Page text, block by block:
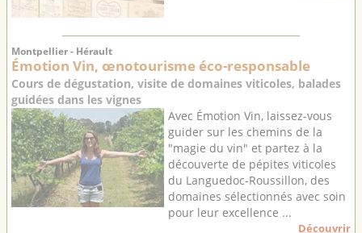
Montpellier - Hérault
Émotion Vin, œnotourisme éco-responsable
Cours de dégustation, visite de domaines viticoles, balades
guidées dans les vignes
Avec Émotion Vin, laissez-vous
guider sur les chemins de la
"magie du vin" et partez à la
découverte de pépites viticoles
du Languedoc-Roussillon, des
domaines sélectionnés avec soin
pour leur excellence ...
Découvrir